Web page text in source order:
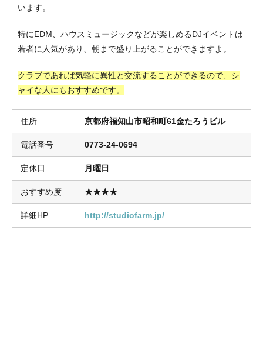
います。
特にEDM、ハウスミュージックなどが楽しめるDJイベントは
若者に人気があり、朝まで盛り上がることができますよ。
クラブであれば気軽に異性と交流することができるので、シ
ャイな人にもおすすめです。
住所 京都府福知山市昭和町61金たろうビル
電話番号 0773-24-0694
定休日 月曜日
おすすめ度 ★★★★
詳細HP http://studiofarm.jp/